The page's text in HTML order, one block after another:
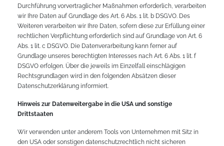
Durchführung vorvertraglicher Maßnahmen erforderlich, verarbeiten
wir Ihre Daten auf Grundlage des Art. 6 Abs. 1 lit. b DSGVO. Des
Weiteren verarbeiten wir Ihre Daten, sofern diese zur Erfüllung einer
rechtlichen Verpflichtung erforderlich sind auf Grundlage von Art. 6
Abs. 1 lit. c DSGVO. Die Datenverarbeitung kann ferner auf
Grundlage unseres berechtigten Interesses nach Art. 6 Abs. 1 lit. f
DSGVO erfolgen. Über die jeweils im Einzelfall einschlägigen
Rechtsgrundlagen wird in den folgenden Absätzen dieser
Datenschutzerklärung informiert.
Hinweis zur Datenweitergabe in die USA und sonstige
Drittstaaten
Wir verwenden unter anderem Tools von Unternehmen mit Sitz in
den USA oder sonstigen datenschutzrechtlich nicht sicheren